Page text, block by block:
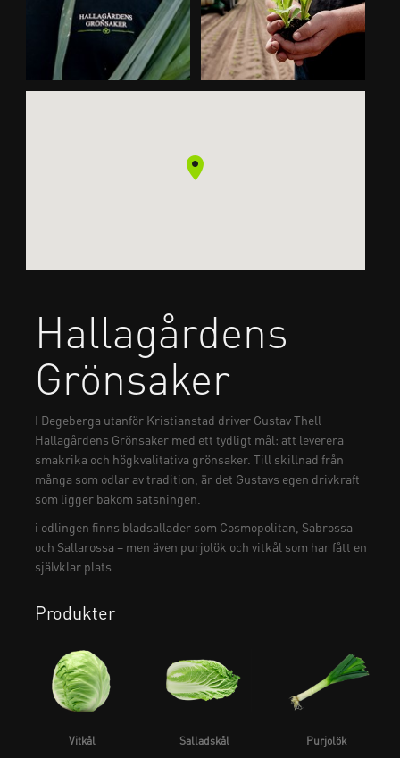
Hallagårdens
Grönsaker
I Degeberga utanför Kristianstad driver Gustav Thell
Hallagårdens Grönsaker med ett tydligt mål: att leverera
smakrika och högkvalitativa grönsaker. Till skillnad från
många som odlar av tradition, är det Gustavs egen drivkraft
som ligger bakom satsningen.
i odlingen finns bladsallader som Cosmopolitan, Sabrossa
och Sallarossa – men även purjolök och vitkål som har fått en
självklar plats.
Produkter
Vitkål Salladskål Purjolök